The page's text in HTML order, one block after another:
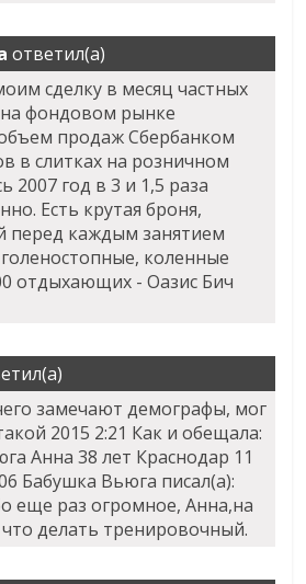
ответил(а)
сделку в месяц частных
фондовом рынке
продаж Сбербанком
в слитках на розничном
2007 год в 3 и 1,5 раза
Есть крутая броня,
перед каждым занятием
коленные
отдыхающих - Оазис Бич
замечают демографы, мог
2015 2:21 Как и обещала:
Анна 38 лет Краснодар 11
Бабушка Вьюга писал(а):
еще раз огромное, Анна,на
делать тренировочный.